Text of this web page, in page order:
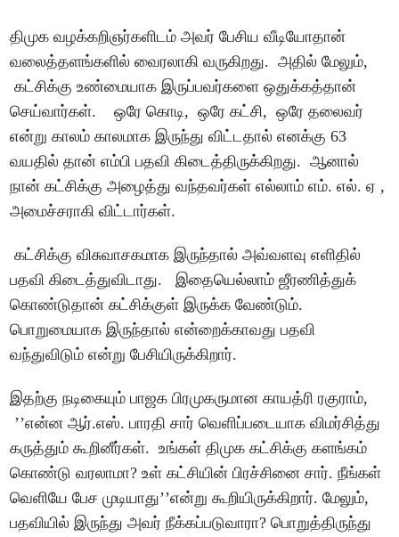
திமுக வழக்கறிஞர்களிடம் அவர் பேசிய வீடியோதான்
வலைத்தளங்களில் வைரலாகி வருகிறது. அதில் மேலும்,
கட்சிக்கு உண்மையாக இருப்பவர்களை ஒதுக்கத்தான்
செய்வார்கள். ஒரே கொடி, ஒரே கட்சி, ஒரே தலைவர்
என்று காலம் காலமாக இருந்து விட்டதால் எனக்கு 63
வயதில் தான் எம்பி பதவி கிடைத்திருக்கிறது. ஆனால்
நான் கட்சிக்கு அழைத்து வந்தவர்கள் எல்லாம் எம். எல். ஏ ,
அமைச்சராகி விட்டார்கள்.
கட்சிக்கு விசுவாசகமாக இருந்தால் அவ்வளவு எளிதில்
பதவி கிடைத்துவிடாது. இதையெல்லாம் ஜீரணித்துக்
கொண்டுதான் கட்சிக்குள் இருக்க வேண்டும்.
பொறுமையாக இருந்தால் என்றைக்காவது பதவி
வந்துவிடும் என்று பேசியிருக்கிறார்.
இதற்கு நடிகையும் பாஜக பிரமுகருமான காயத்ரி ரகுராம்,
’’என்ன ஆர்.எஸ். பாரதி சார் வெளிப்படையாக விமர்சித்து
கருத்தும் கூறினீர்கள். உங்கள் திமுக கட்சிக்கு களங்கம்
கொண்டு வரலாமா? உள் கட்சியின் பிரச்சினை சார். நீங்கள்
வெளியே பேச முடியாது’’என்று கூறியிருக்கிறார். மேலும்,
பதவியில் இருந்து அவர் நீக்கப்படுவாரா? பொறுத்திருந்து